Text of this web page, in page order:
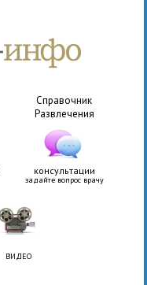
Справочник
Развлечения
консультации
задайте вопрос врачу
ВИДЕО